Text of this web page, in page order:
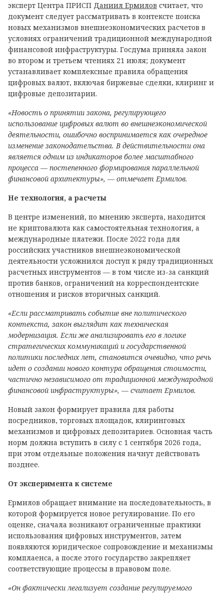
эксперт Центра ПРИСП Даниил Ермилов считает, что
документ следует рассматривать в контексте поиска
новых механизмов внешнеэкономических расчетов в
условиях ограничений традиционной международной
финансовой инфраструктуры. Госдума приняла закон
во втором и третьем чтениях 21 июля; документ
устанавливает комплексные правила обращения
цифровых валют, включая биржевые сделки, клиринг и
цифровые депозитарии.
«Новость о принятии закона, регулирующего
использование цифровых валют во внешнеэкономической
деятельности, ошибочно воспринимается как очередное
изменение законодательства. В действительности она
является одним из индикаторов более масштабного
процесса — постепенного формирования параллельной
финансовой архитектуры», — отмечает Ермилов.
Не технология, а расчеты
В центре изменений, по мнению эксперта, находится
не криптовалюта как самостоятельная технология, а
международные платежи. После 2022 года для
российских участников внешнеэкономической
деятельности усложнился доступ к ряду традиционных
расчетных инструментов — в том числе из-за санкций
против банков, ограничений на корреспондентские
отношения и рисков вторичных санкций.
«Если рассматривать событие вне политического
контекста, закон выглядит как техническая
модернизация. Если же анализировать его в логике
стратегических коммуникаций и государственной
политики последних лет, становится очевидно, что речь
идет о создании нового контура обращения стоимости,
частично независимого от традиционной международной
финансовой инфраструктуры», — считает Ермилов.
Новый закон формирует правила для работы
посредников, торговых площадок, клиринговых
механизмов и цифровых депозитариев. Основная часть
норм должна вступить в силу с 1 сентября 2026 года,
при этом отдельные положения начнут действовать
позднее.
От эксперимента к системе
Ермилов обращает внимание на последовательность, в
которой формируется новое регулирование. По его
оценке, сначала возникают ограниченные практики
использования цифровых инструментов, затем
появляются юридическое сопровождение и механизмы
комплаенса, а после этого государство закрепляет
соответствующие процессы в правовом поле.
«Он фактически легализует создание регулируемого